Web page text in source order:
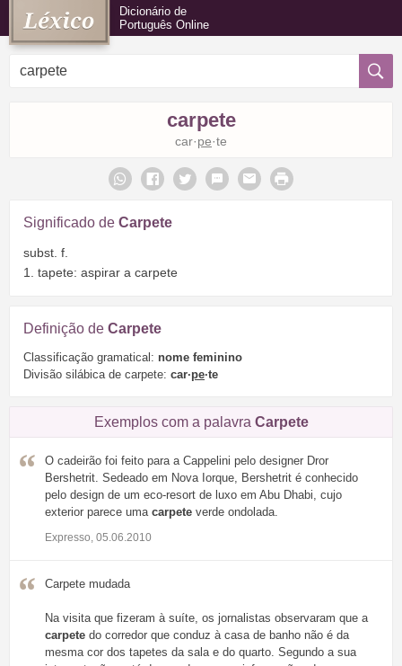
Dicionário de
Português Online
carpete
car·pe·te
Significado de Carpete
subst. f.
1. tapete: aspirar a carpete
Definição de Carpete
Classificação gramatical: nome feminino
Divisão silábica de carpete: car·pe·te
Exemplos com a palavra Carpete
O cadeirão foi feito para a Cappelini pelo designer Dror
Bershetrit. Sedeado em Nova Iorque, Bershetrit é conhecido
pelo design de um eco-resort de luxo em Abu Dhabi, cujo
exterior parece uma carpete verde ondolada.
Expresso, 05.06.2010
Carpete mudada
Na visita que fizeram à suíte, os jornalistas observaram que a
carpete do corredor que conduz à casa de banho não é da
mesma cor dos tapetes da sala e do quarto. Segundo a sua